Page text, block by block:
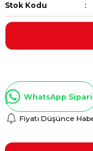
Stok Kodu
WhatsApp
Fiyatı Düşünce